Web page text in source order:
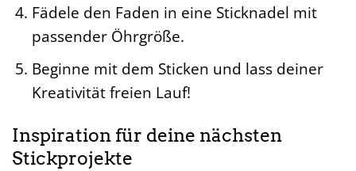
Fädele den Faden in eine Sticknadel mit
passender Öhrgröße.
Beginne mit dem Sticken und lass deiner
Kreativität freien Lauf!
Inspiration für deine nächsten
Stickprojekte